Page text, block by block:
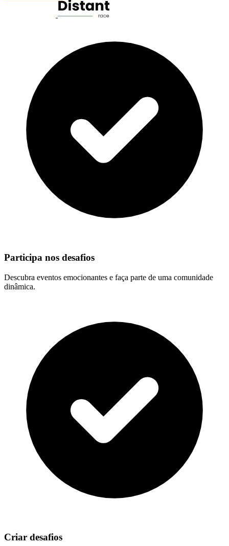
Participa nos desafios
Descubra eventos emocionantes e faça parte de uma comunidade
dinâmica.
Criar desafios